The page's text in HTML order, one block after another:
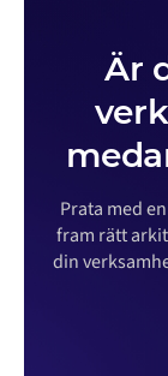
Är
Prata med
fram rätt
din